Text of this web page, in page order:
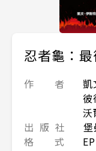
忍者龜：
作 者
凱
出 版 社
堡
格 式